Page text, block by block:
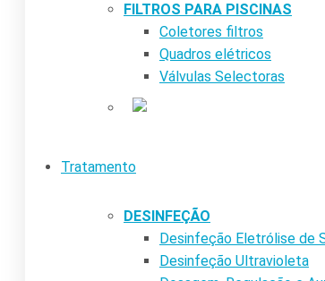
FILTROS PARA PISCINAS
Coletores filtros
Quadros elétricos
Válvulas Selectoras
Tratamento
DESINFEÇÃO
Desinfeção Eletrólise de
Desinfeção Ultravioleta